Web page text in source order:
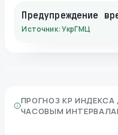
Предупреждение
Источник: УкрГМЦ
ПРОГНОЗ KP ИНДЕКСА
ЧАСОВЫМ